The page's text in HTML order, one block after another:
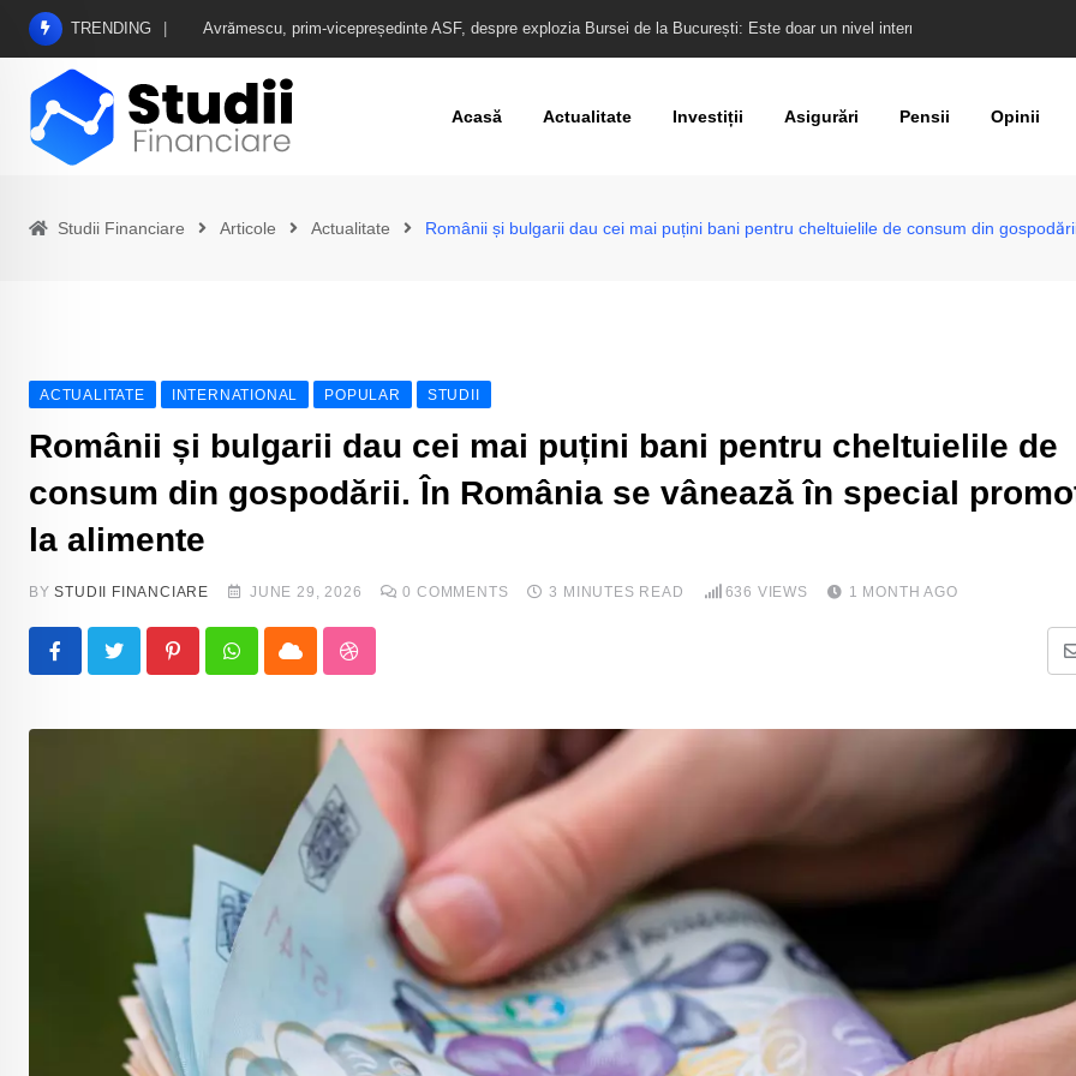
Skip
content
TRENDING România, în febra analizelor de rating. Ce spun ultimele rapoarte despre vulnerabilitățile României
Acasă Actualitate Investiții Asigurări Pensii Opinii
Studii Financiare Articole Actualitate Românii și bulgarii dau cei mai puțini bani pentru cheltuielile de consum din
ACTUALITATE INTERNATIONAL POPULAR STUDII
Românii și bulgarii dau cei mai puțini bani pentru cheltuielile de
consum din gospodării. În România se vânează în special
la alimente
BYSTUDII FINANCIARE JUNE 29, 2026 0 COMMENTS 3 MINUTES READ 636 VIEWS 1 MONTH AGO
PinterestWhatsappCloud StumbleUpon